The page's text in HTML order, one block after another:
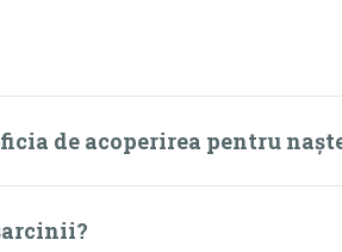
de acoperirea pentru